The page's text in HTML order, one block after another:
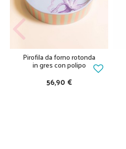
Pirofila da forno rotonda
in gres con polipo
56,90 €